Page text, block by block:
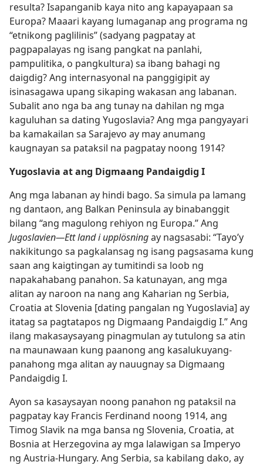
resulta? Isapanganib kaya nito ang kapayapaan sa
Europa? Maaari kayang lumaganap ang programa ng
“etnikong paglilinis” (sadyang pagpatay at
pagpapalayas ng isang pangkat na panlahi,
pampulitika, o pangkultura) sa ibang bahagi ng
daigdig? Ang internasyonal na panggigipit ay
isinasagawa upang sikaping wakasan ang labanan.
Subalit ano nga ba ang tunay na dahilan ng mga
kaguluhan sa dating Yugoslavia? Ang mga pangyayari
ba kamakailan sa Sarajevo ay may anumang
kaugnayan sa pataksil na pagpatay noong 1914?
Yugoslavia at ang Digmaang Pandaigdig I
Ang mga labanan ay hindi bago. Sa simula pa lamang
ng dantaon, ang Balkan Peninsula ay binabanggit
bilang “ang magulong rehiyon ng Europa.” Ang
Jugoslavien​—Ett land i upplösningay nagsasabi: “Tayo’y
nakikitungo sa pagkalansag ng isang pagsasama kung
saan ang kaigtingan ay tumitindi sa loob ng
napakahabang panahon. Sa katunayan, ang mga
alitan ay naroon na nang ang Kaharian ng Serbia,
Croatia at Slovenia [dating pangalan ng Yugoslavia] ay
itatag sa pagtatapos ng Digmaang Pandaigdig I.” Ang
ilang makasaysayang pinagmulan ay tutulong sa atin
na maunawaan kung paanong ang kasalukuyang-
panahong mga alitan ay nauugnay sa Digmaang
Pandaigdig I.
Ayon sa kasaysayan noong panahon ng pataksil na
pagpatay kay Francis Ferdinand noong 1914, ang
Timog Slavik na mga bansa ng Slovenia, Croatia, at
Bosnia at Herzegovina ay mga lalawigan sa Imperyo
ng Austria-Hungary. Ang Serbia, sa kabilang dako, ay